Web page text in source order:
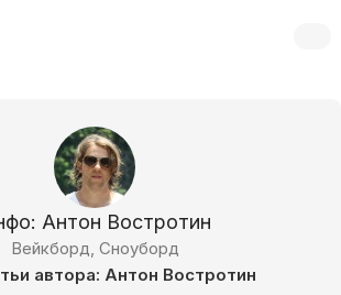
Антон Востротин
Вейкборд, Сноуборд
автора: Антон Востротин